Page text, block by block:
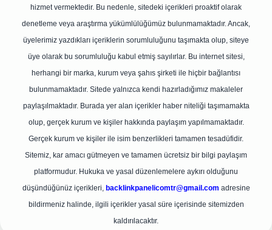
hizmet vermektedir. Bu nedenle, sitedeki içerikleri proaktif olarak
denetleme veya araştırma yükümlülüğümüz bulunmamaktadır. Ancak,
üyelerimiz yazdıkları içeriklerin sorumluluğunu taşımakta olup, siteye
üye olarak bu sorumluluğu kabul etmiş sayılırlar. Bu internet sitesi,
herhangi bir marka, kurum veya şahıs şirketi ile hiçbir bağlantısı
bulunmamaktadır. Sitede yalnızca kendi hazırladığımız makaleler
paylaşılmaktadır. Burada yer alan içerikler haber niteliği taşımamakta
olup, gerçek kurum ve kişiler hakkında paylaşım yapılmamaktadır.
Gerçek kurum ve kişiler ile isim benzerlikleri tamamen tesadüfidir.
Sitemiz, kar amacı gütmeyen ve tamamen ücretsiz bir bilgi paylaşım
platformudur. Hukuka ve yasal düzenlemelere aykırı olduğunu
düşündüğünüz içerikleri, backlinkpanelicomtr@gmail.com adresine
bildirmeniz halinde, ilgili içerikler yasal süre içerisinde sitemizden
kaldırılacaktır.